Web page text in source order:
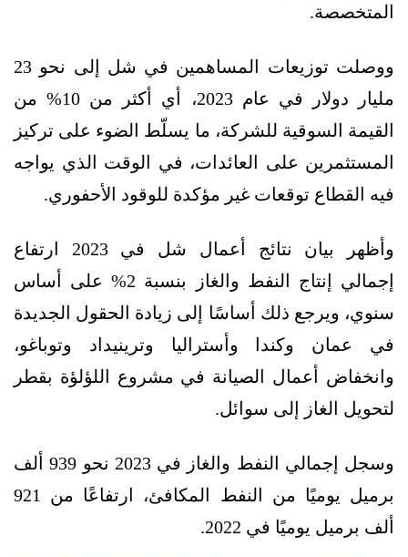
المتخصصة.
ووصلت توزيعات المساهمين في شل إلى نحو 23
مليار دولار في عام 2023، أي أكثر من 10% من
القيمة السوقية للشركة، ما يسلّط الضوء على تركيز
المستثمرين على العائدات، في الوقت الذي يواجه
فيه القطاع توقعات غير مؤكدة للوقود الأحفوري.
وأظهر بيان نتائج أعمال شل في 2023 ارتفاع
إجمالي إنتاج النفط والغاز بنسبة 2% على أساس
سنوي، ويرجع ذلك أساسًا إلى زيادة الحقول الجديدة
في عمان وكندا وأستراليا وترينيداد وتوباغو،
وانخفاض أعمال الصيانة في مشروع اللؤلؤة بقطر
لتحويل الغاز إلى سوائل.
وسجل إجمالي النفط والغاز في 2023 نحو 939 ألف
برميل يوميًا من النفط المكافئ، ارتفاعًا من 921
ألف برميل يوميًا في 2022.